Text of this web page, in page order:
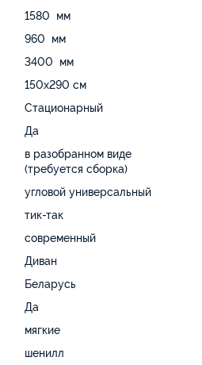
1580 мм
960 мм
3400 мм
150х290 см
Стационарный
Да
в разобранном виде
(требуется сборка)
угловой универсальный
тик-так
современный
Диван
Беларусь
Да
мягкие
шенилл